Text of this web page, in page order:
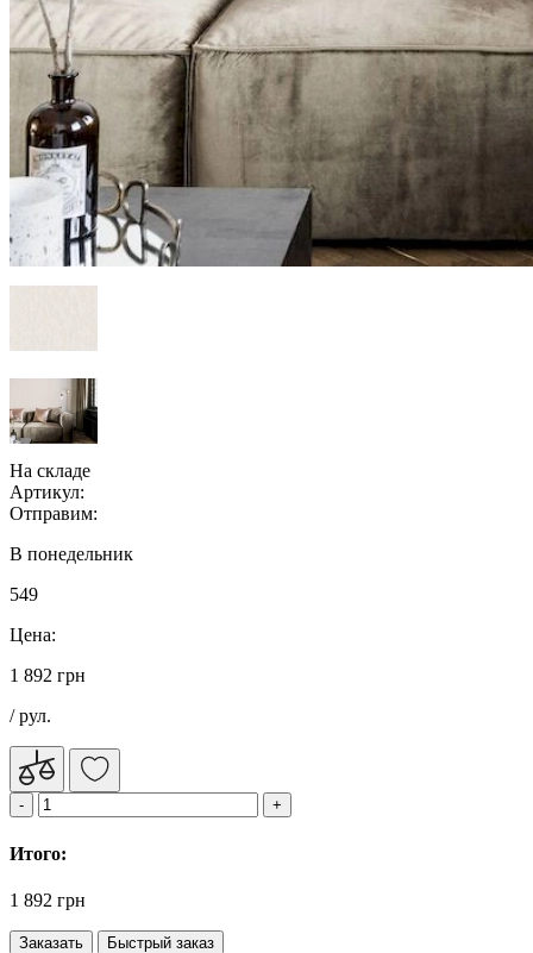
На складе
Артикул:
Отправим:
В понедельник
549
Цена:
1 892 грн
/ рул.
Итого:
1 892 грн
Заказать Быстрый заказ